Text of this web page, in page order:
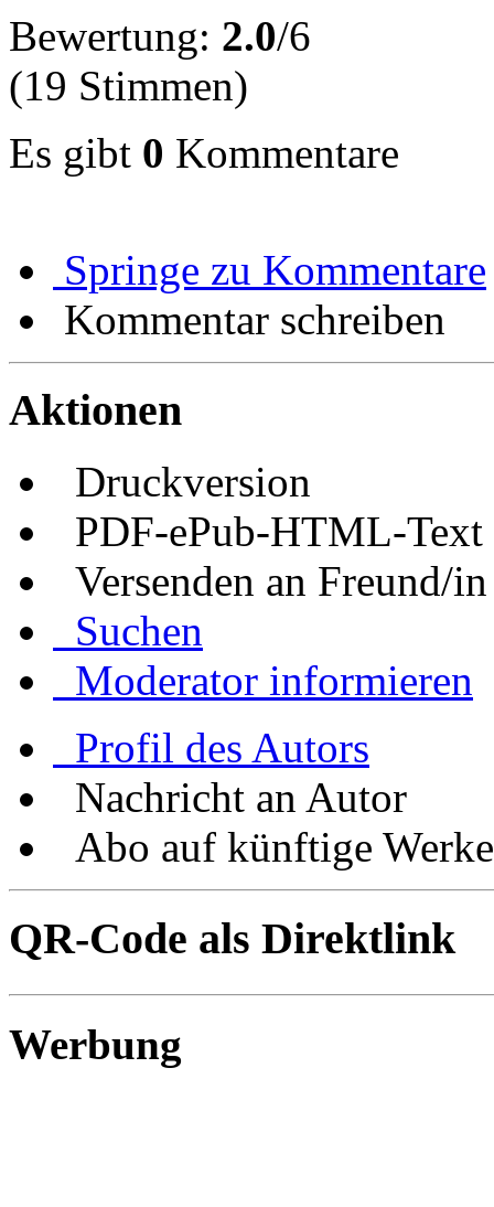
Bewertung: 2.0/6
(19 Stimmen)
Es gibt 0 Kommentare
Springe zu Kommentare
Kommentar schreiben
Aktionen
Druckversion
PDF-ePub-HTML-Text
Versenden an Freund/in
Suchen
Moderator informieren
Profil des Autors
Nachricht an Autor
Abo auf künftige Werke
QR-Code als Direktlink
Werbung